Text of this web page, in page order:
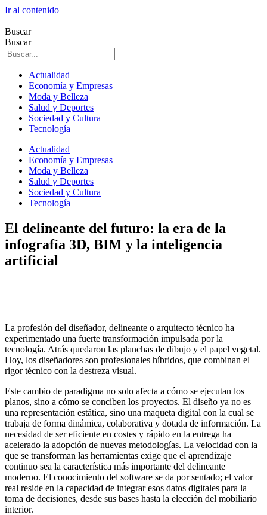
Ir al contenido
Buscar
Buscar
Actualidad
Economía y Empresas
Moda y Belleza
Salud y Deportes
Sociedad y Cultura
Tecnología
Actualidad
Economía y Empresas
Moda y Belleza
Salud y Deportes
Sociedad y Cultura
Tecnología
El delineante del futuro: la era de la
infografía 3D, BIM y la inteligencia
artificial
La profesión del diseñador, delineante o arquitecto técnico ha
experimentado una fuerte transformación impulsada por la
tecnología. Atrás quedaron las planchas de dibujo y el papel vegetal.
Hoy, los diseñadores son profesionales híbridos, que combinan el
rigor técnico con la destreza visual.
Este cambio de paradigma no solo afecta a cómo se ejecutan los
planos, sino a cómo se conciben los proyectos. El diseño ya no es
una representación estática, sino una maqueta digital con la cual se
trabaja de forma dinámica, colaborativa y dotada de información. La
necesidad de ser eficiente en costes y rápido en la entrega ha
acelerado la adopción de nuevas metodologías. La velocidad con la
que se transforman las herramientas exige que el aprendizaje
continuo sea la característica más importante del delineante
moderno. El conocimiento del software se da por sentado; el valor
real reside en la capacidad de integrar esos datos digitales para la
toma de decisiones, desde sus bases hasta la elección del mobiliario
interior.